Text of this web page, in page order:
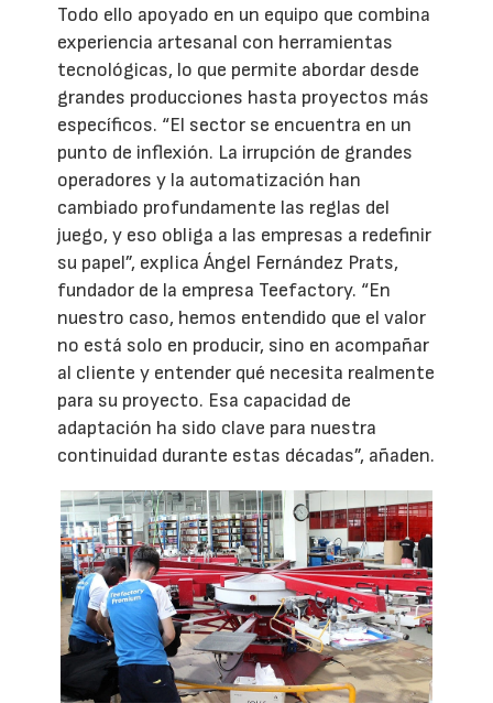
Todo ello apoyado en un equipo que combina
experiencia artesanal con herramientas
tecnológicas, lo que permite abordar desde
grandes producciones hasta proyectos más
específicos. “El sector se encuentra en un
punto de inflexión. La irrupción de grandes
operadores y la automatización han
cambiado profundamente las reglas del
juego, y eso obliga a las empresas a redefinir
su papel”, explica Ángel Fernández Prats,
fundador de la empresa Teefactory. “En
nuestro caso, hemos entendido que el valor
no está solo en producir, sino en acompañar
al cliente y entender qué necesita realmente
para su proyecto. Esa capacidad de
adaptación ha sido clave para nuestra
continuidad durante estas décadas”, añaden.